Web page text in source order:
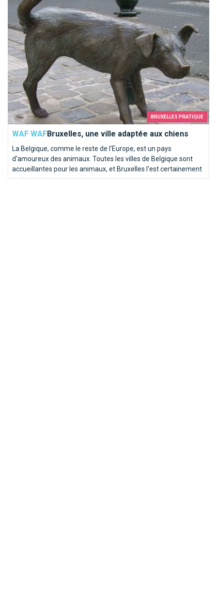
BRUXELLES PRATIQUE
WAF WAFBruxelles, une ville adaptée aux chiens
La Belgique, comme le reste de l'Europe, est un pays
d'amoureux des animaux. Toutes les villes de Belgique sont
accueillantes pour les animaux, et Bruxelles l'est certainement
tout autant.